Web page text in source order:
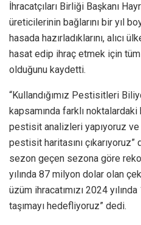
İhracatçıları Birliği Başkanı
üreticilerinin bağlarını bir yıl
hasada hazırladıklarını, alıcı
hasat edip ihraç etmek için tüm
olduğunu kaydetti.
“Kullandığımız Pestisitleri
kapsamında farklı
pestisit analizleri yapıyoruz
pestisit haritasını çıkarıyoruz”
sezon geçen sezona göre
yılında 87 milyon dolar olan
üzüm ihracatımızı 2024
taşımayı hedefliyoruz” dedi.